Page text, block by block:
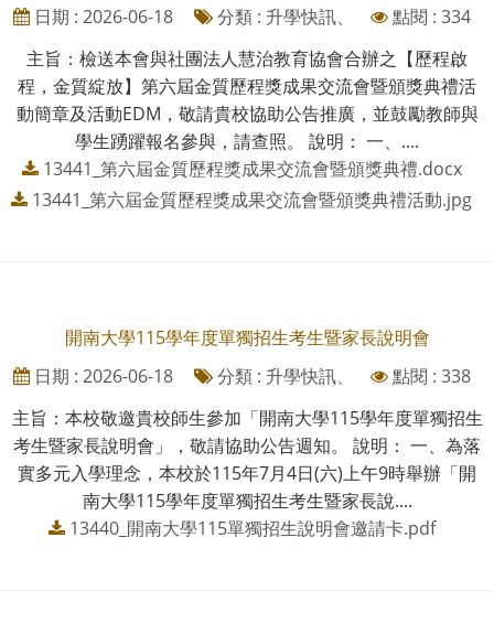
日期 : 2026-06-18
分類 : 升學快訊、
點閱 : 334
主旨：檢送本會與社團法人慧治教育協會合辦之【歷程啟
程，金質綻放】第六屆金質歷程獎成果交流會暨頒獎典禮活
動簡章及活動EDM，敬請貴校協助公告推廣，並鼓勵教師與
學生踴躍報名參與，請查照。 說明： 一、....
13441_第六屆金質歷程獎成果交流會暨頒獎典禮.docx
13441_第六屆金質歷程獎成果交流會暨頒獎典禮活動.jpg
開南大學115學年度單獨招生考生暨家長說明會
日期 : 2026-06-18
分類 : 升學快訊、
點閱 : 338
主旨：本校敬邀貴校師生參加「開南大學115學年度單獨招生
考生暨家長說明會」，敬請協助公告週知。 說明： 一、為落
實多元入學理念，本校於115年7月4日(六)上午9時舉辦「開
南大學115學年度單獨招生考生暨家長說....
13440_開南大學115單獨招生說明會邀請卡.pdf